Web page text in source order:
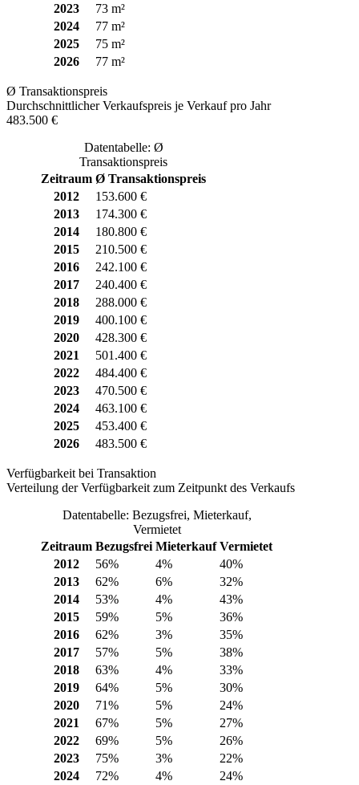
2023
73 m²
2024
77 m²
2025
75 m²
2026
77 m²
Ø Transaktionspreis
Durchschnittlicher Verkaufspreis je Verkauf pro Jahr
483.500 €
Datentabelle: Ø
Transaktionspreis
Zeitraum Ø Transaktionspreis
2012
153.600 €
2013
174.300 €
2014
180.800 €
2015
210.500 €
2016
242.100 €
2017
240.400 €
2018
288.000 €
2019
400.100 €
2020
428.300 €
2021
501.400 €
2022
484.400 €
2023
470.500 €
2024
463.100 €
2025
453.400 €
2026
483.500 €
Verfügbarkeit bei Transaktion
Verteilung der Verfügbarkeit zum Zeitpunkt des Verkaufs
Datentabelle: Bezugsfrei, Mieterkauf,
Vermietet
Zeitraum Bezugsfrei Mieterkauf Vermietet
2012
56% 4%
40%
2013
62% 6%
32%
2014
53% 4%
43%
2015
59% 5%
36%
2016
62% 3%
35%
2017
57% 5%
38%
2018
63% 4%
33%
2019
64% 5%
30%
2020
71% 5%
24%
2021
67% 5%
27%
2022
69% 5%
26%
2023
75% 3%
22%
2024
72% 4%
24%